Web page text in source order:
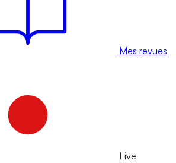
Mes revues
Live